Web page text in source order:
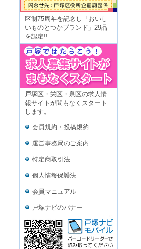
区制75周年を記念し「おいし
いものとつかブランド」29品
を認定!!
戸塚区・栄区・泉区の求人情
報サイトが間もなくスタート
します。
会員規約・投稿規約
運営事務局のご案内
特定商取引法
個人情報保護法
会員マニュアル
戸塚ナビのバナー